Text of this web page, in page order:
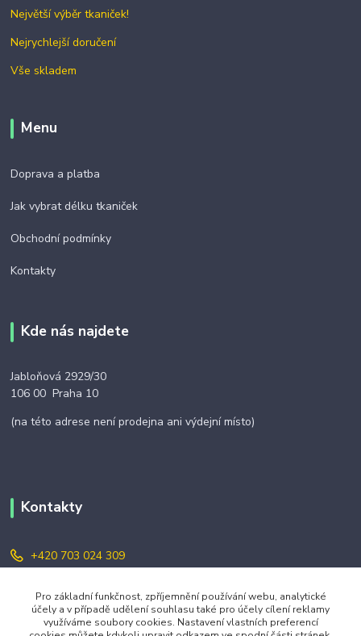
Největší výběr tkaniček!
Nejrychlejší doručení
Vše skladem
Menu
Doprava a platba
Jak vybrat délku tkaniček
Obchodní podmínky
Kontakty
Kde nás najdete
Jabloňová 2929/30
106 00 Praha 10
(na této adrese není prodejna ani výdejní místo)
Kontakty
+420 703 024 309
objednavky@zavazuj.cz
Pro základní funkčnost, zpříjemnění používání webu, analytické
účely a v případě udělení souhlasu také pro účely cílení reklamy
využíváme soubory cookies. Nastavení vlastních preferencí